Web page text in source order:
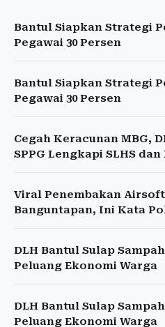
Bantul Siapkan Strategi
Pegawai 30 Persen
Bantul Siapkan Strategi
Pegawai 30 Persen
Cegah Keracunan MBG,
SPPG Lengkapi SLHS dan
Viral Penembakan
Banguntapan, Ini Kata
DLH Bantul Sulap
Peluang Ekonomi Warga
DLH Bantul Sulap
Peluang Ekonomi Warga